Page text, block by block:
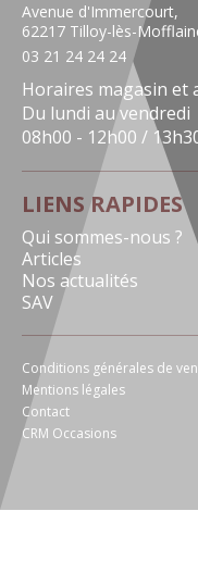
Avenue d'Immercourt,
62217 Tilloy-lès-
03 21 24 24 24
Horaires magasin et
Du lundi au vendredi
08h00 - 12h00 /
LIENS RAPIDES
Qui sommes-nous ?
Articles
Nos actualités
SAV
Conditions générales de
Mentions légales
Contact
CRM Occasions